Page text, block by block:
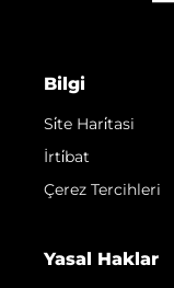
Bilgi
Si̇te Hari̇tasi
İrti̇bat
Çerez Tercihleri
Yasal Haklar